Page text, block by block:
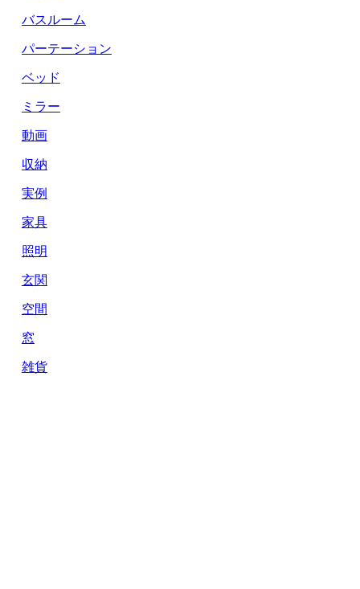
バスルーム
パーテーション
ベッド
ミラー
動画
収納
実例
家具
照明
玄関
空間
窓
雑貨